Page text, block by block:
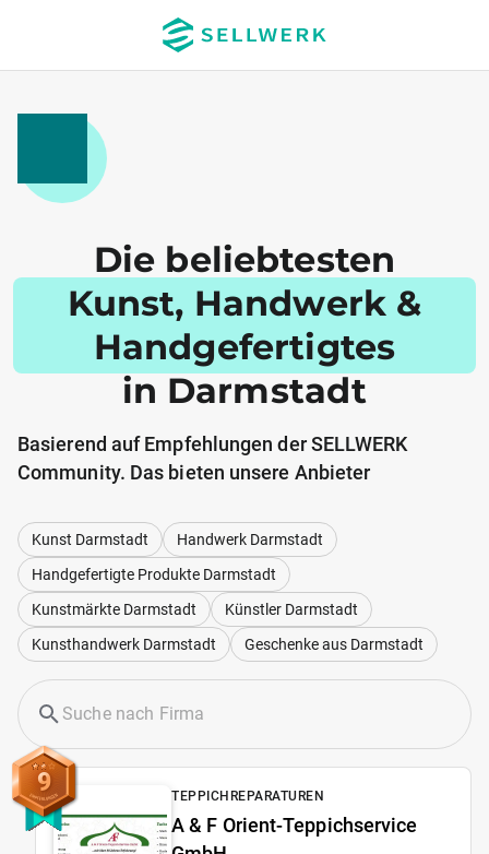
Die beliebtesten
Kunst, Handwerk &
Handgefertigtes
in Darmstadt
Basierend auf Empfehlungen der SELLWERK
Community. Das bieten unsere Anbieter
Kunst Darmstadt
Handwerk Darmstadt
Handgefertigte Produkte Darmstadt
Kunstmärkte Darmstadt
Künstler Darmstadt
Kunsthandwerk Darmstadt
Geschenke aus Darmstadt
9 TEPPICHREPARATUREN
A & F Orient-Teppichservice